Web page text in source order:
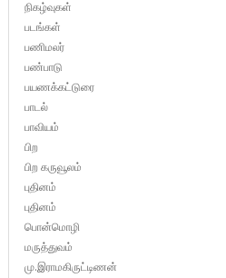
நிகழ்வுகள்
படங்கள்
பணிமலர்
பண்பாடு
பயணக்கட்டுரை
பாடல்
பாவியம்
பிற
பிற கருவூலம்
புதினம்
புதினம்
பொன்மொழி
மருத்துவம்
மு.இராமகிருட்டிணன்